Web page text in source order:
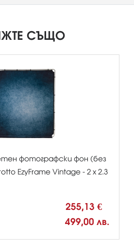
СЪЩО
фотографски фон (без
EzyFrame Vintage - 2 x 2.3
255,13 €
499,00 лв.